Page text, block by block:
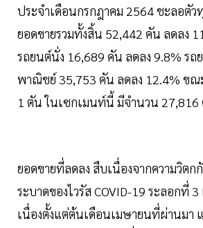
ประจำเดือนกรกฎาคม 2564 ชะลอตัว
ยอดขายรวมทั้งสิ้น 52,442 คัน ลดลง
รถยนต์นั่ง 16,689 คัน ลดลง 9.8% รถ
พาณิชย์ 35,753 คัน ลดลง 12.4% ขณ
1 ตัน ในเซกเมนท์นี้ มีจำนวน 27,816
ยอดขายที่ลดลง สืบเนื่องจากความวิตก
ระบาดของไวรัส COVID-19 ระลอกที่
เนื่องตั้งแต่ต้นเดือนเมษายนที่ผ่านมา